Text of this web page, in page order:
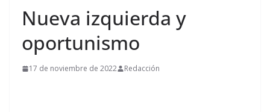
Nueva izquierda y
oportunismo
17 de noviembre de 2022 Redacción